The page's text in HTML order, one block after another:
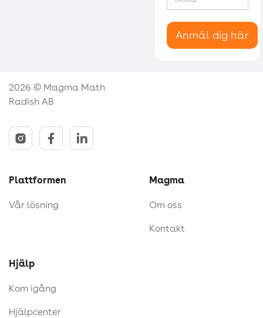
2026 © Magma Math
Radish AB
Plattformen
Vår lösning
Magma
Om oss
Kontakt
Hjälp
Kom igång
Hjälpcenter